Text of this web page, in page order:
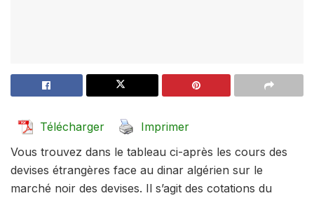
Télécharger
Imprimer
Vous trouvez dans le tableau ci-après les cours des
devises étrangères face au dinar algérien sur le
marché noir des devises. Il s’agit des cotations du